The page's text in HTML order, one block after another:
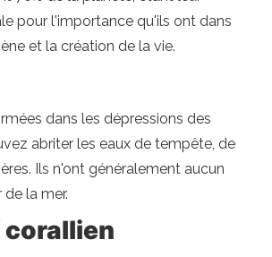
pour l'importance qu'ils ont dans
et la création de la vie.
dans les dépressions des
abriter les eaux de tempête, de
Ils n'ont généralement aucun
la mer.
corallien